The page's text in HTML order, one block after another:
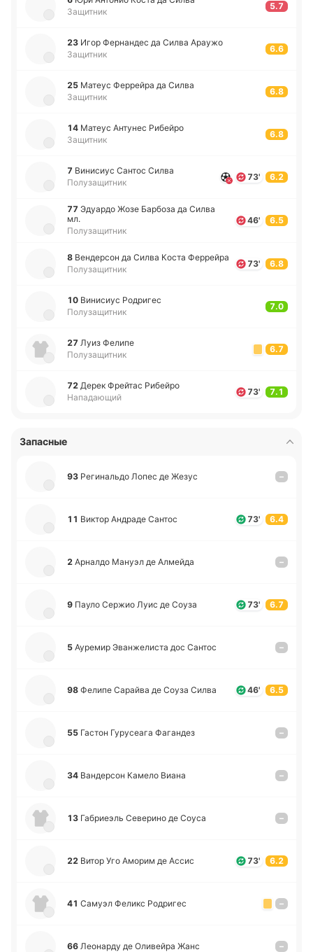
Защитник
5.7
23 Игор Фе­рна­ндес да Силва Араужо
Защитник
6.6
25 Матеус Фе­ррей­ра да Силва
Защитник
6.8
14 Матеус Анту­нес Ри­бей­ро
Защитник
6.8
7 Ви­ни­сиус Сантос Силва
Полузащитник
73' 6.2
77 Эдуа­рдо Жозе Ба­рбо­за да Силва
мл.
Полузащитник
46' 6.5
8 Ве­нде­рсон да Силва Коста Фе­ррей­ра
Полузащитник
73' 6.8
10 Ви­ни­сиус Ро­дри­гес
Полузащитник
7.0
27 Луиз Фелипе
Полузащитник
6.7
72 Дерек Фрей­тас Ри­бей­ро
Нападающий
73' 7.1
Запасные
93 Ре­ги­на­льдо Лопес де Жезус –
11 Виктор Андра­де Сантос 73' 6.4
2 Арна­лдо Мануэл де Алмей­да –
9 Пауло Сержио Луис де Соуза 73' 6.7
5 Ау­ре­мир Эва­нже­ли­ста дос Сантос –
98 Фелипе Са­рай­ва де Соуза Силва 46' 6.5
55 Гастон Гу­ру­сеа­га Фа­га­ндез –
34 Ва­нде­рсон Камело Виана –
13 Га­бриеэль Се­ве­ри­но де Соуса –
22 Витор Уго Аморим де Ассис 73' 6.2
41 Самуэл Феликс Ро­дри­гес –
66 Лео­на­рду де Оли­вей­ра Жанс –